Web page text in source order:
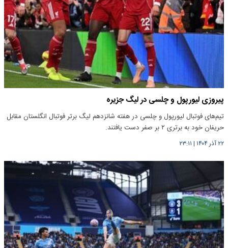
پیروزی لیورپول و چلسی در لیگ جزیره
تیم‌های فوتبال لیورپول و چلسی در هفته شانزدهم لیگ برتر فوتبال انگلستان مقابل
حریفان خود به برتری ۲ بر صفر دست یافتند.
۲۲ آذر ۱۴۰۴ | ۲۳:۱۱